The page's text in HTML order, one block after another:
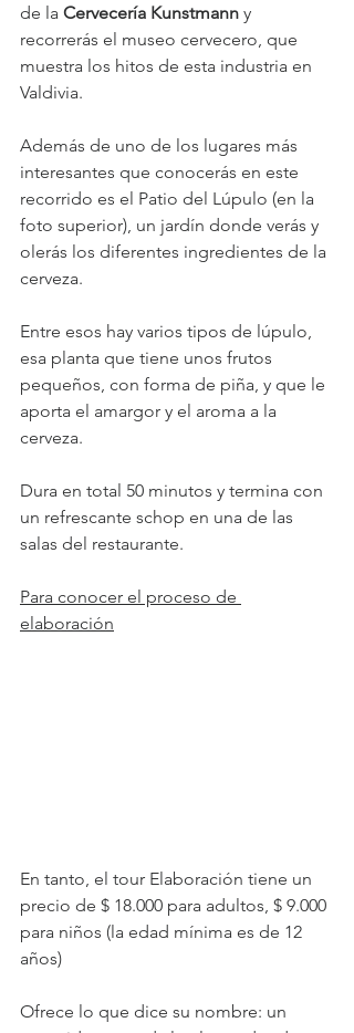
de la Cervecería Kunstmann y
recorrerás el museo cervecero, que
muestra los hitos de esta industria en
Valdivia.
Además de uno de los lugares más
interesantes que conocerás en este
recorrido es el Patio del Lúpulo (en la
foto superior), un jardín donde verás y
olerás los diferentes ingredientes de la
cerveza.
Entre esos hay varios tipos de lúpulo,
esa planta que tiene unos frutos
pequeños, con forma de piña, y que le
aporta el amargor y el aroma a la
cerveza.
Dura en total 50 minutos y termina con
un refrescante schop en una de las
salas del restaurante.
Para conocer el proceso de
elaboración
En tanto, el tour Elaboración tiene un
precio de $ 18.000 para adultos, $ 9.000
para niños (la edad mínima es de 12
años)
Ofrece lo que dice su nombre: un